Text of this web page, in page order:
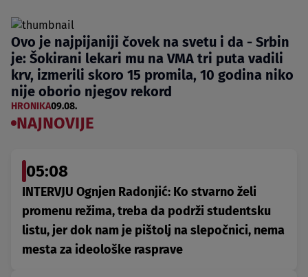
Ovo je najpijaniji čovek na svetu i da - Srbin
je: Šokirani lekari mu na VMA tri puta vadili
krv, izmerili skoro 15 promila, 10 godina niko
nije oborio njegov rekord
HRONIKA09.08.
NAJNOVIJE
05:08
INTERVJU Ognjen Radonjić: Ko stvarno želi
promenu režima, treba da podrži studentsku
listu, jer dok nam je pištolj na slepočnici, nema
mesta za ideološke rasprave